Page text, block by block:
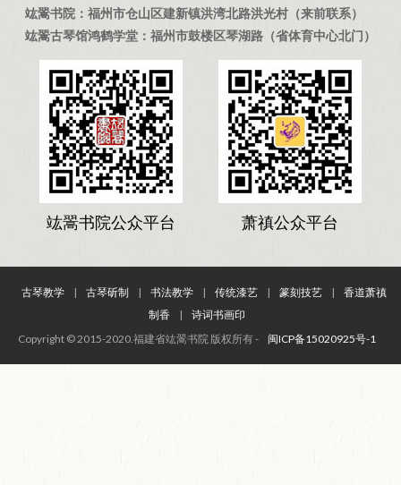
竑翯书院：福州市仓山区建新镇洪湾北路洪光村（来前联系）
竑翯古琴馆鸿鹤学堂：福州市鼓楼区琴湖路（省体育中心北门）
竑翯书院公众平台 萧禛公众平台
古琴教学 | 古琴斫制 | 书法教学 | 传统漆艺 | 篆刻技艺 |
香道萧禛
制香
|
诗词书画印
Copyright © 2015-2020.福建省竑翯书院 版权所有 -
闽ICP备15020925号-1